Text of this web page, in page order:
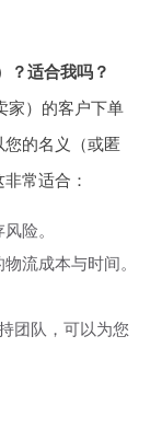
？适合我吗？
家）的客户下单
的名义（或匿
常适合：
险。
流成本与时间。
团队，可以为您